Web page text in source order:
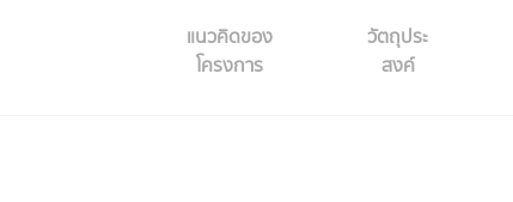
แนวคิดของ
โครงการ
วัตถุประ
สงค์